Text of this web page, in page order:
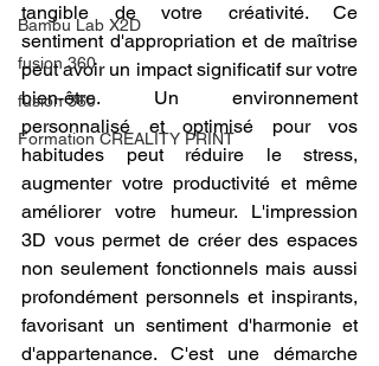
Bambu Lab X2D
fusion 360
fusion 360
Formation CREALITY PRINT
tangible de votre créativité. Ce
sentiment d'appropriation et de maîtrise
peut avoir un impact significatif sur votre
bien-être. Un environnement
personnalisé et optimisé pour vos
habitudes peut réduire le stress,
augmenter votre productivité et même
améliorer votre humeur. L'impression
3D vous permet de créer des espaces
non seulement fonctionnels mais aussi
profondément personnels et inspirants,
favorisant un sentiment d'harmonie et
d'appartenance. C'est une démarche